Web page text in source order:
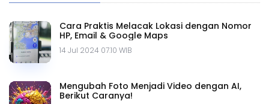
Cara Praktis Melacak Lokasi dengan Nomor
HP, Email & Google Maps
14 Jul 2024 07.10 WIB
Mengubah Foto Menjadi Video dengan AI,
Berikut Caranya!